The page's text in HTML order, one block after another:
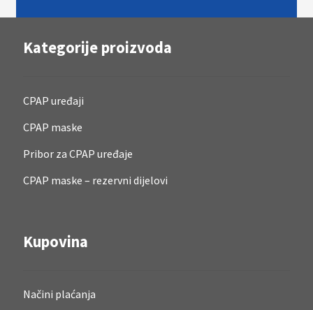
Kategorije proizvoda
CPAP uređaji
CPAP maske
Pribor za CPAP uređaje
CPAP maske – rezervni dijelovi
Kupovina
Načini plaćanja